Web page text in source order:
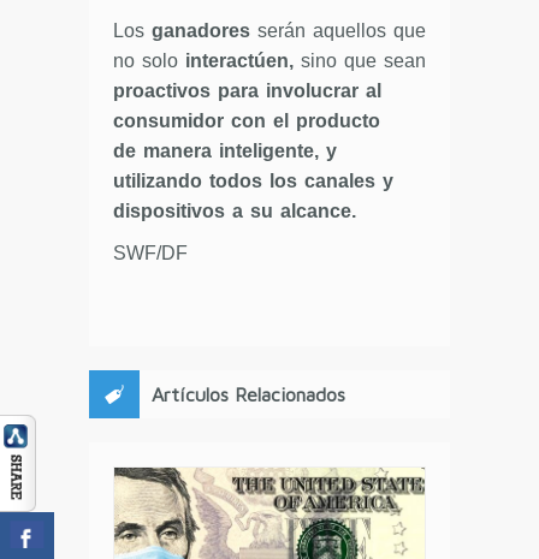
Los ganadores serán aquellos que
no solo interactúen, sino que sean
proactivos para involucrar al
consumidor con el producto
de manera inteligente, y
utilizando todos los canales y
dispositivos a su alcance.
SWF/DF
Artículos Relacionados